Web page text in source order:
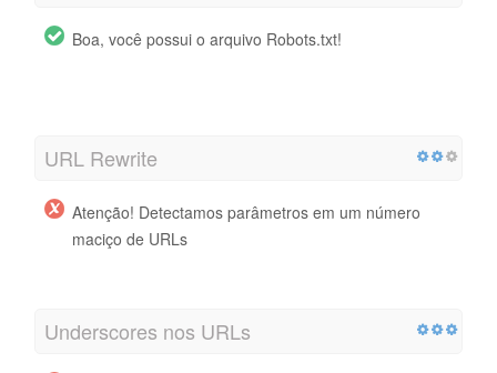
Boa, você possui o arquivo Robots.txt!
URL Rewrite
Atenção! Detectamos parâmetros em um número
maciço de URLs
Underscores nos URLs